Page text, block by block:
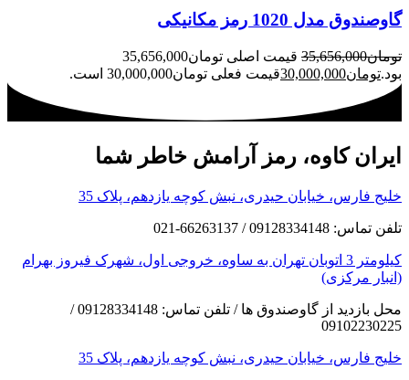
گاوصندوق مدل 1020 رمز مکانیکی
تومان35,656,000
قیمت اصلی تومان35,656,000
بود.تومان30,000,000قیمت فعلی تومان30,000,000 است.
ایران کاوه، رمز آرامش خاطر شما
خلیج فارس، خیابان حیدری، نبش کوچه یازدهم، پلاک 35
تلفن تماس: 09128334148 / 66263137-021
کیلومتر 3 اتوبان تهران به ساوه، خروجی اول، شهرک فیروز بهرام
(انبار مرکزی)
محل بازدید از گاوصندوق ها / تلفن تماس: 09128334148 /
09102230225
خلیج فارس، خیابان حیدری، نبش کوچه یازدهم، پلاک 35